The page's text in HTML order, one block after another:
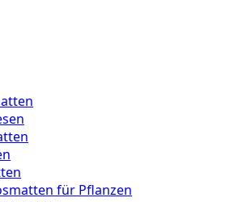
aller Art
für Pflanzen